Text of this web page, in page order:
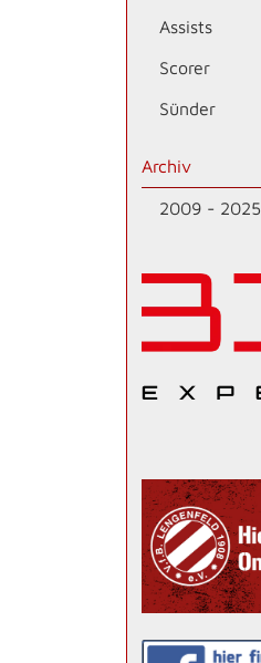
Assists
Scorer
Sünder
Archiv
2009 - 2025